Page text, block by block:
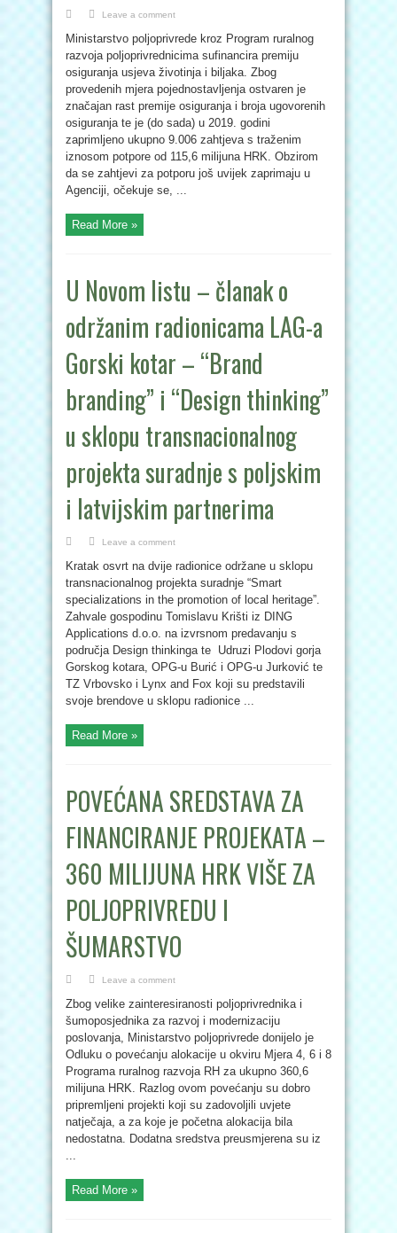
Leave a comment
Ministarstvo poljoprivrede kroz Program ruralnog
razvoja poljoprivrednicima sufinancira premiju
osiguranja usjeva životinja i biljaka. Zbog
provedenih mjera pojednostavljenja ostvaren je
značajan rast premije osiguranja i broja ugovorenih
osiguranja te je (do sada) u 2019. godini
zaprimljeno ukupno 9.006 zahtjeva s traženim
iznosom potpore od 115,6 milijuna HRK. Obzirom
da se zahtjevi za potporu još uvijek zaprimaju u
Agenciji, očekuje se, ...
Read More »
U Novom listu – članak o
održanim radionicama LAG-a
Gorski kotar – “Brand
branding” i “Design thinking”
u sklopu transnacionalnog
projekta suradnje s poljskim
i latvijskim partnerima
Leave a comment
Kratak osvrt na dvije radionice održane u sklopu
transnacionalnog projekta suradnje “Smart
specializations in the promotion of local heritage”.
Zahvale gospodinu Tomislavu Krišti iz DING
Applications d.o.o. na izvrsnom predavanju s
područja Design thinkinga te Udruzi Plodovi gorja
Gorskog kotara, OPG-u Burić i OPG-u Jurković te
TZ Vrbovsko i Lynx and Fox koji su predstavili
svoje brendove u sklopu radionice ...
Read More »
POVEĆANA SREDSTAVA ZA
FINANCIRANJE PROJEKATA –
360 MILIJUNA HRK VIŠE ZA
POLJOPRIVREDU I
ŠUMARSTVO
Leave a comment
Zbog velike zainteresiranosti poljoprivrednika i
šumoposjednika za razvoj i modernizaciju
poslovanja, Ministarstvo poljoprivrede donijelo je
Odluku o povećanju alokacije u okviru Mjera 4, 6 i 8
Programa ruralnog razvoja RH za ukupno 360,6
milijuna HRK. Razlog ovom povećanju su dobro
pripremljeni projekti koji su zadovoljili uvjete
natječaja, a za koje je početna alokacija bila
nedostatna. Dodatna sredstva preusmjerena su iz
...
Read More »